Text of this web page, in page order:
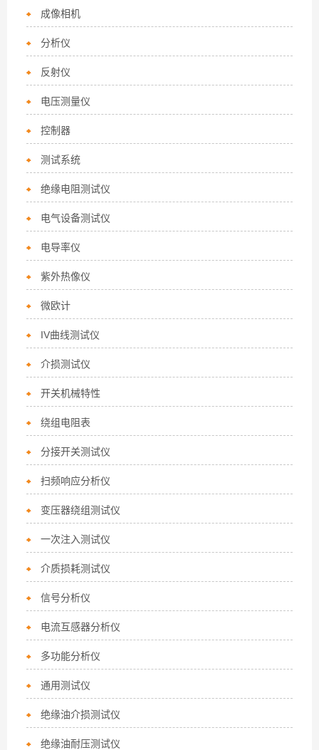
成像相机
分析仪
反射仪
电压测量仪
控制器
测试系统
绝缘电阻测试仪
电气设备测试仪
电导率仪
紫外热像仪
微欧计
IV曲线测试仪
介损测试仪
开关机械特性
绕组电阻表
分接开关测试仪
扫频响应分析仪
变压器绕组测试仪
一次注入测试仪
介质损耗测试仪
信号分析仪
电流互感器分析仪
多功能分析仪
通用测试仪
绝缘油介损测试仪
绝缘油耐压测试仪